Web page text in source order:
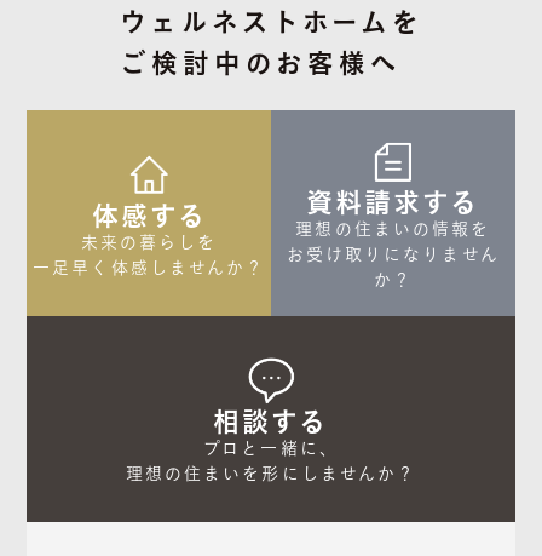
ウェルネストホームを
ご検討中のお客様へ
体感する
未来の暮らしを
一足早く体感しませんか？
資料請求する
理想の住まいの情報を
お受け取りになりません
か？
相談する
プロと一緒に、
理想の住まいを形にしませんか？